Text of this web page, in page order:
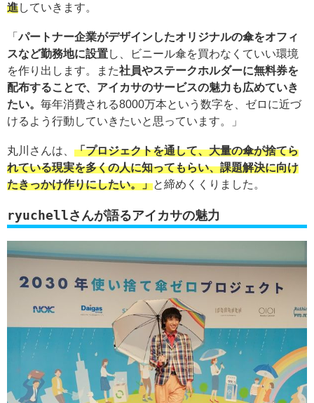
進していきます。
「パートナー企業がデザインしたオリジナルの傘をオフィ
スなど勤務地に設置し、ビニール傘を買わなくていい環境
を作り出します。また社員やステークホルダーに無料券を
配布することで、アイカサのサービスの魅力も広めていき
たい。 毎年消費される8000万本という数字を、ゼロに近づ
けるよう行動していきたいと思っています。」
丸川さんは、 「プロジェクトを通して、大量の傘が捨てら
れている現実を多くの人に知ってもらい、課題解決に向け
たきっかけ作りにしたい。」と締めくくりました。
ryuchellさんが語るアイカサの魅力